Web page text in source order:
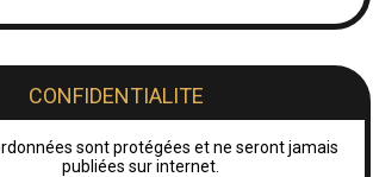
CONFIDENTIALITE
sont protégées et ne seront jamais
publiées sur internet.